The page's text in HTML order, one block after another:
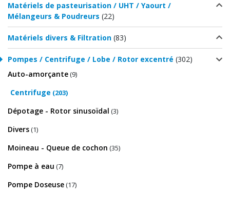
Matériels de pasteurisation / UHT / Yaourt /
Mélangeurs & Poudreurs (22)
Matériels divers & Filtration (83)
Pompes / Centrifuge / Lobe / Rotor excentré (302)
Auto-amorçante(9)
Centrifuge (203)
Dépotage - Rotor sinusoïdal (3)
Divers(1)
Moineau - Queue de cochon (35)
Pompe à eau (7)
Pompe Doseuse(17)